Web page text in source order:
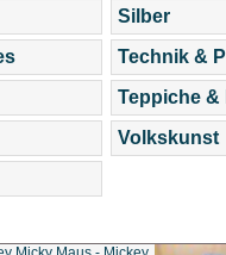
Silber
Technik &
Teppiche &
Volkskunst